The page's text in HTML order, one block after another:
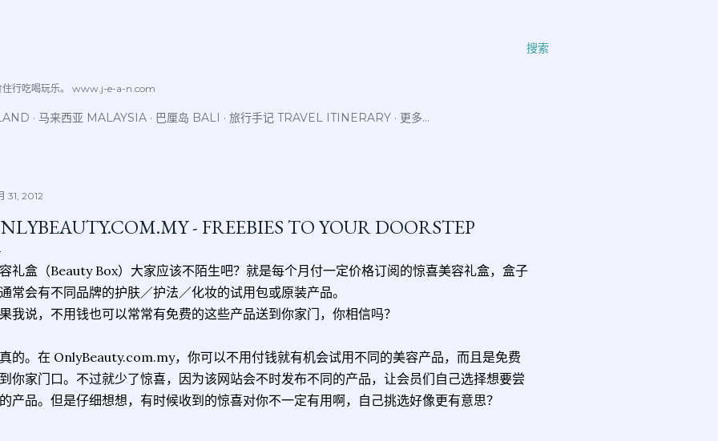
搜索
住行吃喝玩乐。 www.j-e-a-n.com
马来西亚 MALAYSIA 巴厘岛 BALI 旅行手记 TRAVEL ITINERARY 更多…
31, 2012
- FREEBIES TO YOUR DOORSTEP
礼盒（Beauty Box）大家应该不陌生吧？就是每个月付一定价格订阅的惊喜美容礼盒，盒子
常会有不同品牌的护肤／护法／化妆的试用包或原装产品。
我说，不用钱也可以常常有免费的这些产品送到你家门，你相信吗？
的。在 OnlyBeauty.com.my，你可以不用付钱就有机会试用不同的美容产品，而且是免费
你家门口。不过就少了惊喜，因为该网站会不时发布不同的产品，让会员们自己选择想要尝
产品。但是仔细想想，有时候收到的惊喜对你不一定有用啊，自己挑选好像更有意思？